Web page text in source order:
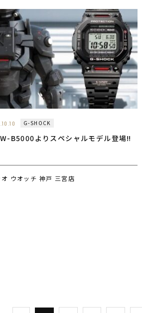
G-SHOCK
B5000よりスペシャルモデル登場‼️
オ ウオッチ 神戸 三宮店